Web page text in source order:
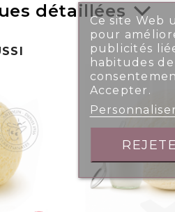
détailléesCe site Web
pour
publicités
habitudes
Accepter.